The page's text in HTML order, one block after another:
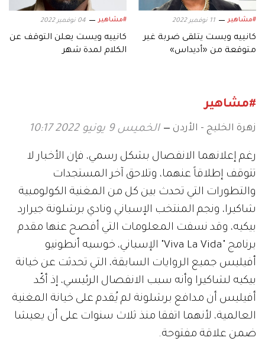
#مشاهير 11 نوفمبر 2022
كانييه ويست يتلقى ضربة غير
متوقعة من «أديداس»
#مشاهير 04 نوفمبر 2022
كانييه ويست يعلن التوقف عن
الكلام لمدة شهر
#مشاهير
زهرة الخليج - الأردن الخميس 9 يونيو 2022 10:17
رغم إعلانهما الانفصال بشكل رسمي، فإن الأخبار لا
تتوقف إطلاقاً عنهما، وتلاحق آخر المستجدات
والتطورات التي تحدث بين كل من المغنية الكولومبية
شاكيرا، ونجم المنتخب الإسباني ونادي برشلونة جيرارد
بيكيه، وقد نسفت المعلومات التي أفصح عنها مقدم
برنامج "Viva La Vida" الإسباني، خوسيه أنطونيو
أفيليس جميع الروايات السابقة، التي تحدثت عن خيانة
بيكيه لشاكيرا وأنه سبب الانفصال الرئيسي، إذ أكّد
أفيليس أن مدافع برشلونة لم يُقدم على خيانة المغنية
العالمية، لأنهما اتفقا منذ ثلاث سنوات على أن يعيشا
ضمن علاقة مفتوحة.